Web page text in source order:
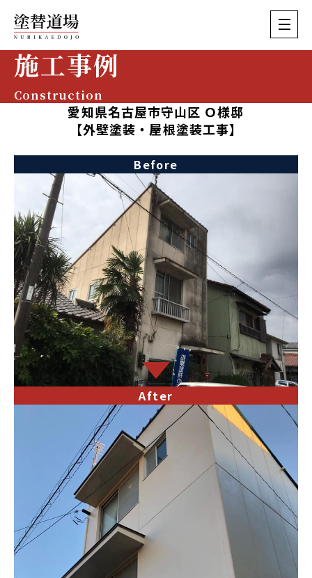
施工事例
Construction
愛知県名古屋市守山区 Ｏ様邸
【外壁塗装・屋根塗装工事】
Before
After